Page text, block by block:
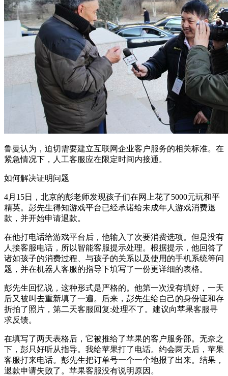
鲁曼认为，迫切需要建立互联网企业客户服务的相关标准。在
紧急情况下，人工客服应在限定时间内接通。
如何解决证明问题
4月15日，北京的彭老师发现孩子们在网上花了5000元玩和平
精英。彭先生得知游戏平台已经承诺给未成年人游戏消费退
款，并开始申请退款。
在他打电话给游戏平台后，他输入了次要消费选项。但是没有
人接客服电话，所以智能客服提示处理。根据提示，他回答了
诸如孩子的消费过程、与孩子的关系以及使用的手机系统等问
题，并在机器人客服的指导下填写了一份更详细的表格。
彭先生回忆说，这种形式是严格的。他第一次没有填好，一天
后又被叫去重新填了一遍。后来，彭先生给自己的身份证和存
折拍了照片，第二天客服回复:处理不了。建议向苹果客服寻
求反馈。
在填写了两天表格后，它被推给了苹果的客户服务部。无奈之
下，彭只好听从指导。我给苹果打了电话。约会两天后，苹果
客服打来电话。彭先生把订单号一个一个地报了出来。结果，
退款申请失败了。苹果客服没有说明原因。